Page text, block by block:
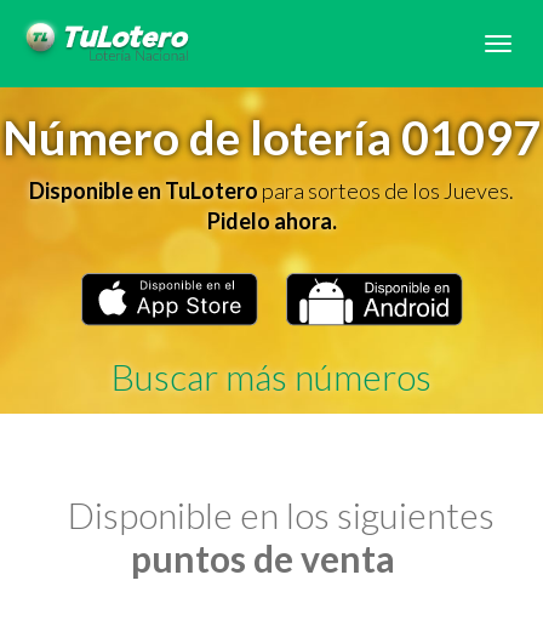
Número de lotería 01097
Disponible en TuLoteropara sorteos de los Jueves.
Pidelo ahora.
Buscar más números
Disponible en los siguientes
puntos de venta